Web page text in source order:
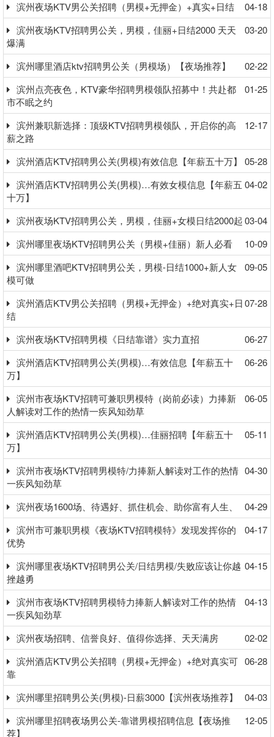
04-18
滨州夜场KTV男公关招聘（男模+无押金）+真实+日结
03-20
滨州夜场KTV招聘男公关，男模，佳丽+日结2000 天天
爆满
02-22
滨州哪里酒店ktv招聘男公关（男模场）【夜场推荐】
01-25
滨州点亮夜色，KTV豪华招聘男模领队招募中！共赴都
市不眠之约
12-17
滨州兼职新选择：顶级KTV招聘男模领队，开启你的高
薪之路
05-28
滨州酒店KTV招聘男公关(男模)有效信息【年薪五十万】
04-02
滨州酒店KTV招聘男公关(男模)…有效女模信息【年薪五
十万】
03-04
滨州夜场KTV招聘男公关，男模，佳丽+女模日结2000起
10-09
滨州哪里夜场KTV招聘男公关（男模+佳丽）新人必看
09-05
滨州哪里酒吧KTV招聘男公关，男模-日结1000+新人女
模可做
07-28
滨州酒店KTV男公关招聘（男模+无押金）+绝对真实+日
结
06-27
滨州夜场KTV招聘男模《日结靠谱》实力直招
06-26
滨州酒店KTV招聘男公关(男模)…有效信息【年薪五十
万】
06-05
滨州市夜场KTV招聘可兼职男模特（岗前必读）力捧新
人解读对工作的热情一疾风知劲草
05-11
滨州酒店KTV招聘男公关(男模)…佳丽招聘【年薪五十
万】
04-30
滨州市夜场KTV招聘男模特/力捧新人解读对工作的热情
一疾风知劲草
04-29
滨州夜场1600场、待遇好、抓住机会、助你富有人生、
04-17
滨州市可兼职男模《夜场KTV招聘模特》发现发挥你的
优势
04-15
滨州哪里夜场KTV招聘男公关/日结男模/失败应该让你越
挫越勇
04-13
滨州市夜场KTV招聘男模特力捧新人解读对工作的热情
一疾风知劲草
02-02
滨州夜场招聘、信誉良好、值得你选择、天天满房
06-28
滨州酒店KTV男公关招聘（男模+无押金）+绝对真实可
靠
04-03
滨州哪里招聘男公关(男模)-日薪3000【滨州夜场推荐】
12-05
滨州哪里招聘夜场男公关-靠谱男模招聘信息【夜场推
荐】